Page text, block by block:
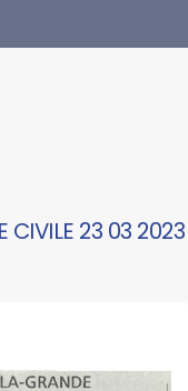
CIVILE 23 03 2023